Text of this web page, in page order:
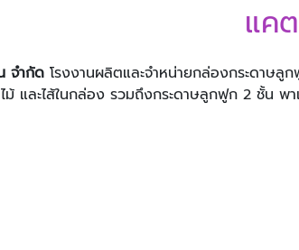
แค
จำกัด โรงงานผลิตและจำหน่ายกล่องกระดาษ
และไส้ในกล่อง รวมถึงกระดาษลูกฟูก 2 ชั้น